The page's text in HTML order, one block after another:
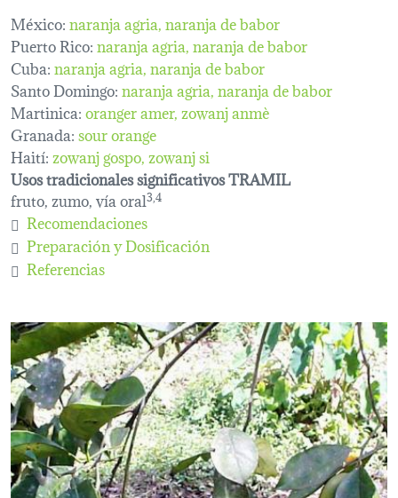
México:naranja agria naranja de babor
Puerto Rico:naranja agria naranja de babor
Cuba:naranja agria naranja de babor
Santo Domingo:naranja agria, naranja de babor
Martinica:oranger amer zowanj anmè
Granada:sour orange
Haití:zowanj gospo zowanj si
Usos tradicionales significativos TRAMIL
fruto, zumo, vía oral3,4
Recomendaciones
Preparación y Dosificación
Referencias